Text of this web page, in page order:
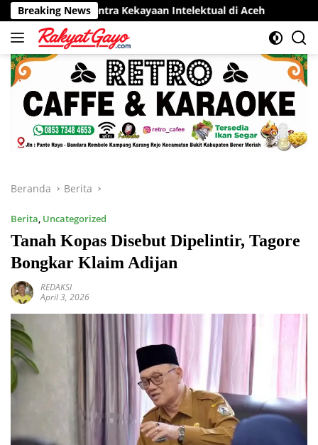
Langsung
ke
konten
Breaking News
Kekayaan Intelektual di Aceh RSUD Munyang
Beranda Berita
Berita, Uncategorized
Tanah Kopas Disebut Dipelintir, Tagore
Bongkar Klaim Adijan
REDAKSI
April 3, 2026